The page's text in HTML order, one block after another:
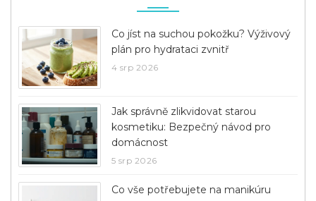
Co jíst na suchou pokožku? Výživový
plán pro hydrataci zvnitř
4 srp 2026
Jak správně zlikvidovat starou
kosmetiku: Bezpečný návod pro
domácnost
5 srp 2026
Co vše potřebujete na manikúru